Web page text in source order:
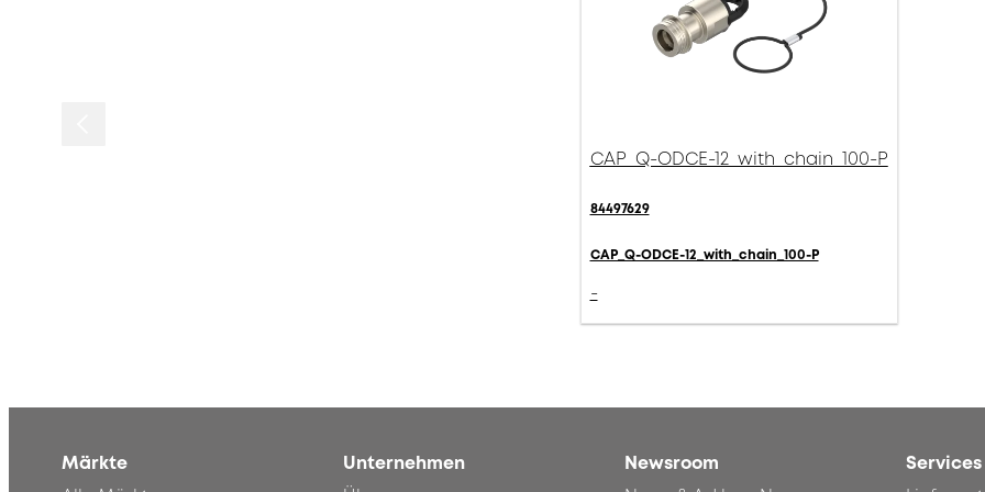
CAP_Q-ODCE-12_with_chain_100-P
84497629
CAP_Q-ODCE-12_with_chain_100-P
-
Märkte
Unternehmen
Newsroom
Services